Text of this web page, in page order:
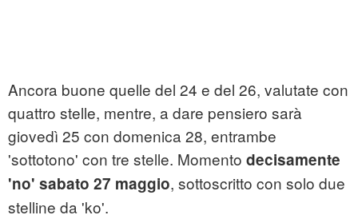
Ancora buone quelle del 24 e del 26, valutate con
quattro stelle, mentre, a dare pensiero sarà
giovedì 25 con domenica 28, entrambe
'sottotono' con tre stelle. Momento decisamente
'no' sabato 27 maggio, sottoscritto con solo due
stelline da 'ko'.